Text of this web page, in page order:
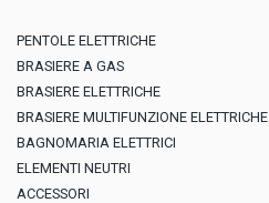
PENTOLE ELETTRICHE
BRASIERE A GAS
BRASIERE ELETTRICHE
BRASIERE MULTIFUNZIONE ELETTRICHE
BAGNOMARIA ELETTRICI
ELEMENTI NEUTRI
ACCESSORI